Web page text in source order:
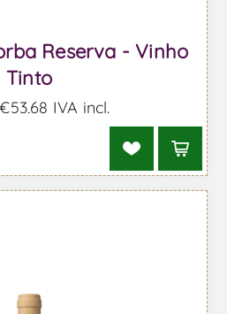
Reserva - Vinho
Tinto
IVA incl.